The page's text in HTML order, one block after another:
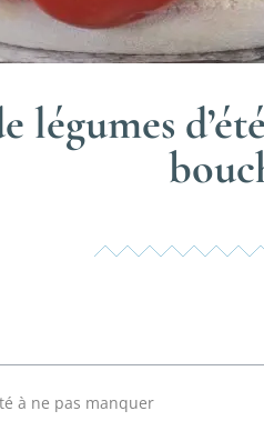
légumes
à ne pas manquer